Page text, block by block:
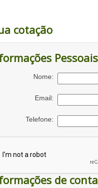
cotação
Pessoais
Nome:
Email:
Telefone:
de